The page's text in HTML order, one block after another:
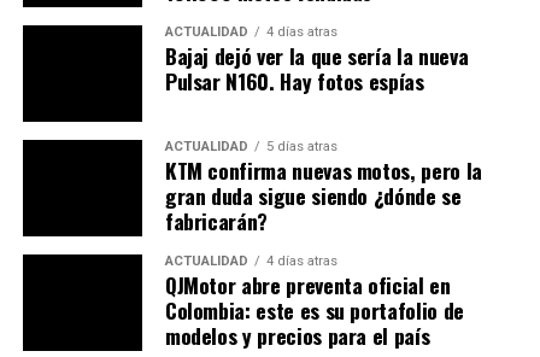
También te puede interesar:
ACTUALIDAD 4 días atras
Bajaj dejó ver la que sería la nueva
Pulsar N160. Hay fotos espías
ACTUALIDAD 5 días atras
KTM confirma nuevas motos, pero la
gran duda sigue siendo ¿dónde se
fabricarán?
ACTUALIDAD 4 días atras
QJMotor abre preventa oficial en
Colombia: este es su portafolio de
modelos y precios para el país